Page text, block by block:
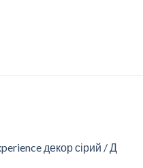
декор сірий / Д